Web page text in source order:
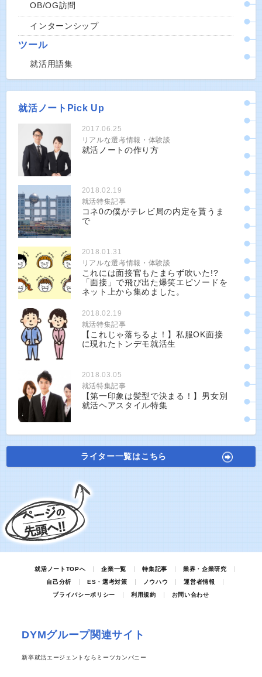
OB/OG訪問
インターンシップ
ツール
就活用語集
就活ノートPick Up
2017.06.25
リアルな選考情報・体験談
就活ノートの作り方
2018.02.19
就活特集記事
コネ0の僕がテレビ局の内定を貰うま
で
2018.01.31
リアルな選考情報・体験談
これには面接官もたまらず吹いた!?
「面接」で飛び出た爆笑エピソードを
ネット上から集めました。
2018.02.19
就活特集記事
【これじゃ落ちるよ！】私服OK面接
に現れたトンデモ就活生
2018.03.05
就活特集記事
【第一印象は髪型で決まる！】男女別
就活ヘアスタイル特集
ライター一覧はこちら
就活ノートTOPへ 企業一覧 特集記事
業界・企業研究
自己分析
ES・選考対策 ノウハウ
運営者情報
プライバシーポリシー
利用規約 お問い合わせ
DYMグループ関連サイト
新卒就活エージェントならミーツカンパニー